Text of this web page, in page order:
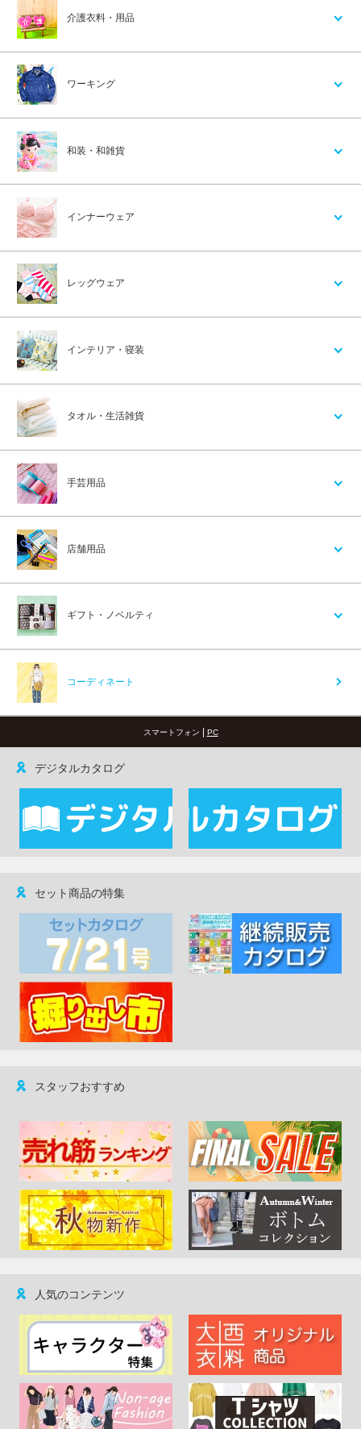
介護衣料・用品
ワーキング
和装・和雑貨
インナーウェア
レッグウェア
インテリア・寝装
タオル・生活雑貨
手芸用品
店舗用品
ギフト・ノベルティ
コーディネート
スマートフォン PC
デジタルカタログ
セット商品の特集
スタッフおすすめ
人気のコンテンツ